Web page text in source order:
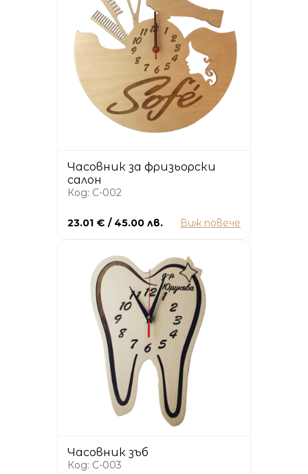
Часовник за фризьорски
салон
Код: C-002
23.01 € / 45.00 лв. Виж повече
Часовник зъб
Код: C-003